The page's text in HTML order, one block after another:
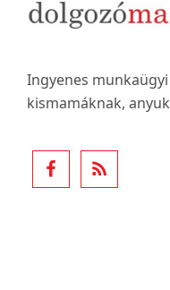
Ingyenes
kismamáknak,